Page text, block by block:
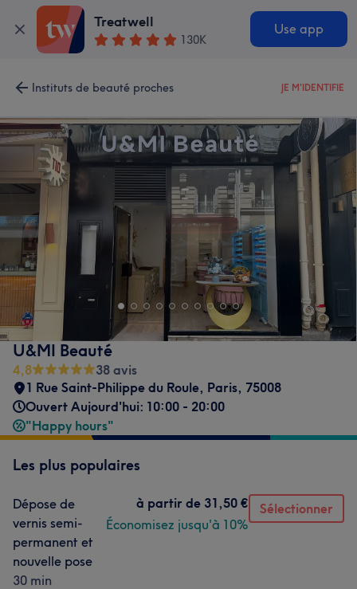
Treatwell
130K
Use app
Instituts de beauté proches JE M'IDENTIFIE
U&MI Beauté
4,8
38 avis
1 Rue Saint-Philippe du Roule, Paris, 75008
Ouvert Aujourd'hui: 10:00 - 20:00
"Happy hours"
Les plus populaires
Dépose de
vernis semi-
permanent et
nouvelle pose
30 min
à partir de 31,50 €
Économisez jusqu'à 10%
Sélectionner